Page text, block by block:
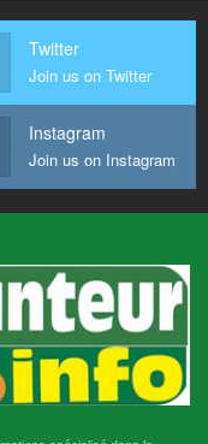
Twitter
Join us on Twitter
Instagram
Join us on Instagram